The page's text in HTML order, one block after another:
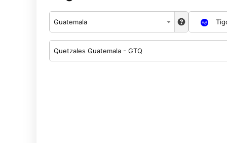
Guatemala
Quetzales Guatemala - GTQ